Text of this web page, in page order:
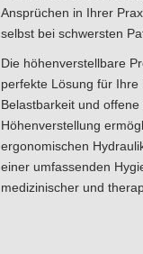
Ansprüchen in Ihrer
selbst bei schwersten
Die höhenverstellbare
perfekte Lösung für
Belastbarkeit und
Höhenverstellung
ergonomischen
einer umfassenden
medizinischer und